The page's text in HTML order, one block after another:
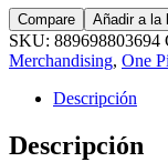
Compare Añadir a la
SKU: 889698803694
Merchandising, One
Descripción
Descripción